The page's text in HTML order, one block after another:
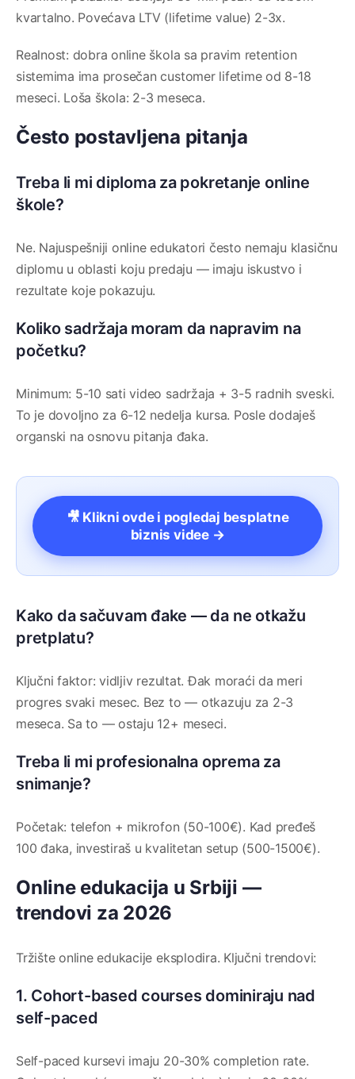
kvartalno. Povećava LTV (lifetime value) 2-3x.
Realnost: dobra online škola sa pravim retention
sistemima ima prosečan customer lifetime od 8-18
meseci. Loša škola: 2-3 meseca.
Često postavljena pitanja
Treba li mi diploma za pokretanje online
škole?
Ne. Najuspešniji online edukatori često nemaju klasičnu
diplomu u oblasti koju predaju — imaju iskustvo i
rezultate koje pokazuju.
Koliko sadržaja moram da napravim na
početku?
Minimum: 5-10 sati video sadržaja + 3-5 radnih sveski.
To je dovoljno za 6-12 nedelja kursa. Posle dodaješ
organski na osnovu pitanja đaka.
🎥 Klikni ovde i pogledaj besplatne
biznis videe →
Kako da sačuvam đake — da ne otkažu
pretplatu?
Ključni faktor: vidljiv rezultat. Đak moraći da meri
progres svaki mesec. Bez to — otkazuju za 2-3
meseca. Sa to — ostaju 12+ meseci.
Treba li mi profesionalna oprema za
snimanje?
Početak: telefon + mikrofon (50-100€). Kad pređeš
100 đaka, investiraš u kvalitetan setup (500-1500€).
Online edukacija u Srbiji —
trendovi za 2026
Tržište online edukacije eksplodira. Ključni trendovi:
1. Cohort-based courses dominiraju nad
self-paced
Self-paced kursevi imaju 20-30% completion rate.